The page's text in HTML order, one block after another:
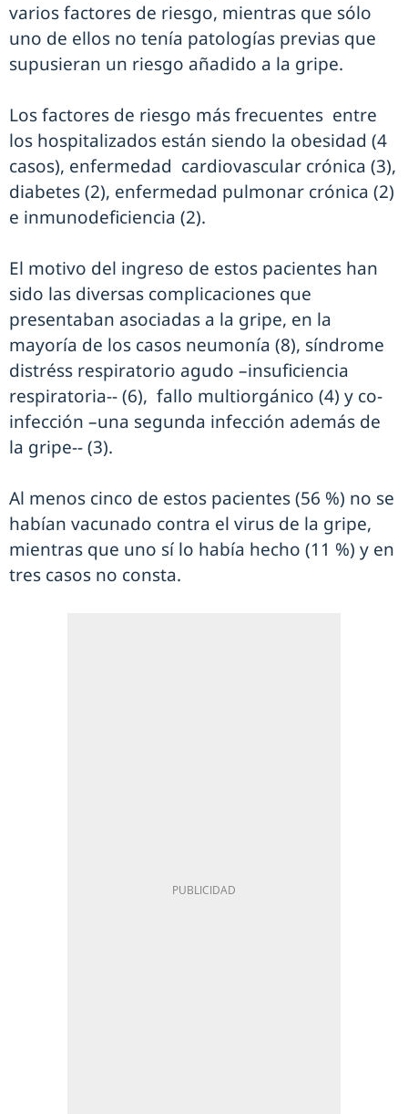
varios factores de riesgo, mientras que sólo
uno de ellos no tenía patologías previas que
supusieran un riesgo añadido a la gripe.
Los factores de riesgo más frecuentes entre
los hospitalizados están siendo la obesidad (4
casos), enfermedad cardiovascular crónica (3),
diabetes (2), enfermedad pulmonar crónica (2)
e inmunodeficiencia (2).
El motivo del ingreso de estos pacientes han
sido las diversas complicaciones que
presentaban asociadas a la gripe, en la
mayoría de los casos neumonía (8), síndrome
distréss respiratorio agudo –insuficiencia
respiratoria-- (6), fallo multiorgánico (4) y co-
infección –una segunda infección además de
la gripe-- (3).
Al menos cinco de estos pacientes (56 %) no se
habían vacunado contra el virus de la gripe,
mientras que uno sí lo había hecho (11 %) y en
tres casos no consta.